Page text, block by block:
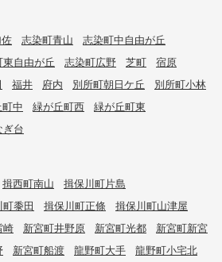
志染町青山
志染町中自由が丘
東自由が丘 志染町広野 芝町
宿原
福井 府内 別所町朝日ケ丘
別所町小林
中 緑が丘町西
緑が丘町東
ぎ台
揖西町南山
揖保川町片島
黍田 揖保川町正條
揖保川町山津屋
崎 新宮町井野原 新宮町光都
新宮町新宮
新宮町船渡 龍野町大手
龍野町小宅北